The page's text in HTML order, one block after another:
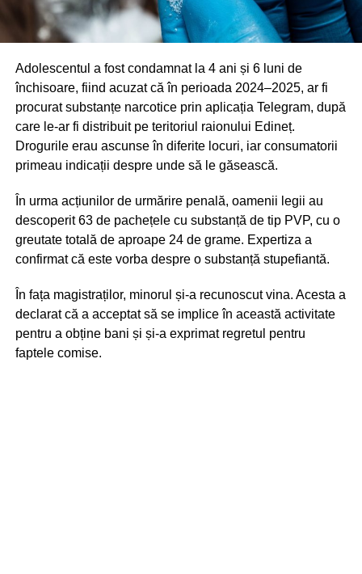
Adolescentul a fost condamnat la 4 ani și 6 luni de
închisoare, fiind acuzat că în perioada 2024–2025, ar fi
procurat substanțe narcotice prin aplicația Telegram, după
care le-ar fi distribuit pe teritoriul raionului Edineț.
Drogurile erau ascunse în diferite locuri, iar consumatorii
primeau indicații despre unde să le găsească.
În urma acțiunilor de urmărire penală, oamenii legii au
descoperit 63 de pachețele cu substanță de tip PVP, cu o
greutate totală de aproape 24 de grame. Expertiza a
confirmat că este vorba despre o substanță stupefiantă.
În fața magistraților, minorul și-a recunoscut vina. Acesta a
declarat că a acceptat să se implice în această activitate
pentru a obține bani și și-a exprimat regretul pentru
faptele comise.